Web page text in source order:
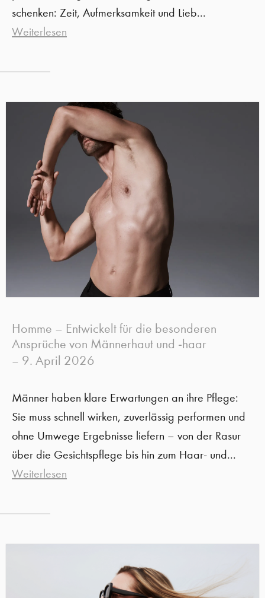
schenken: Zeit, Aufmerksamkeit und Lieb...
Weiterlesen
Homme – Entwickelt für die besonderen
Ansprüche von Männerhaut und -haar
– 9. April 2026
Männer haben klare Erwartungen an ihre Pflege:
Sie muss schnell wirken, zuverlässig performen und
ohne Umwege Ergebnisse liefern – von der Rasur
über die Gesichtspflege bis hin zum Haar- und...
Weiterlesen